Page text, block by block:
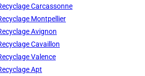
Carcassonne
Montpellier
Avignon
Cavaillon
Valence
Apt